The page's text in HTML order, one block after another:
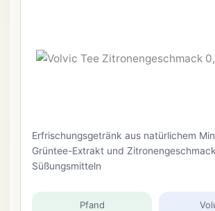
Erfrischungsgetränk aus natürlichem
Grüntee-Extrakt und
Süßungsmitteln
Pfand